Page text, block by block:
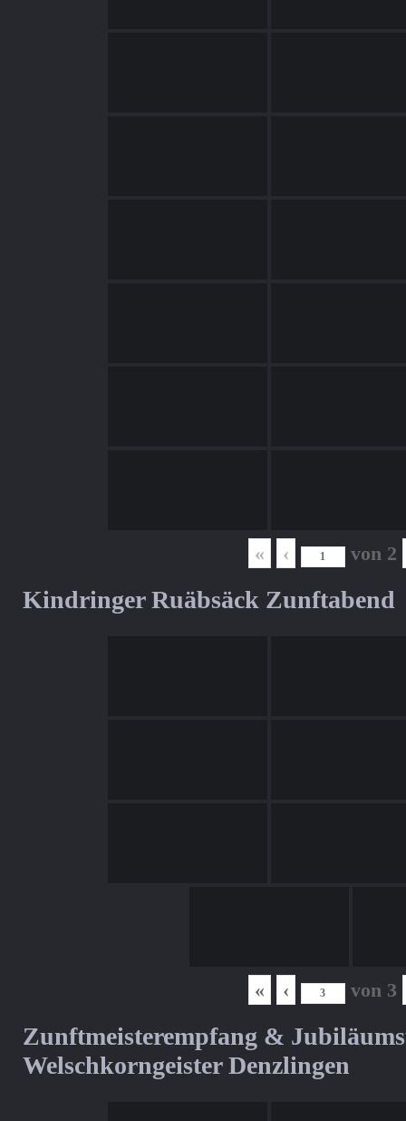
« ‹ von 2
Kindringer Ruäbsäck Zunftabend
« ‹ von 3
Zunftmeisterempfang &
Welschkorngeister Denzlingen